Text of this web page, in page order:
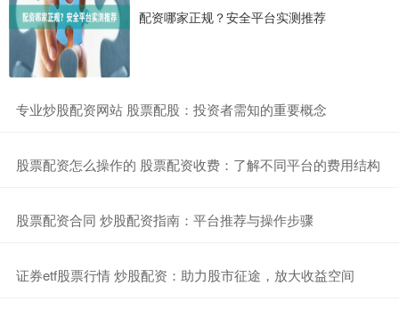
配资哪家正规？安全平台实测推荐
​专业炒股配资网站 股票配股：投资者需知的重要概念
​股票配资怎么操作的 股票配资收费：了解不同平台的费用结构
​股票配资合同 炒股配资指南：平台推荐与操作步骤
​证券etf股票行情 炒股配资：助力股市征途，放大收益空间